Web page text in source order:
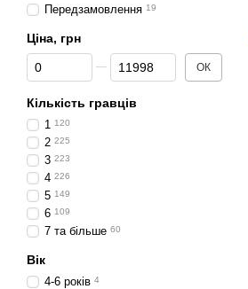
Передзамовлення 19
Ціна, грн
Від Ціна, грн
До Ціна, грн ОК
Кількість гравців
1 120
2 225
3 223
4 226
5 149
6 109
7 та більше 60
Вік
4-6 років 4